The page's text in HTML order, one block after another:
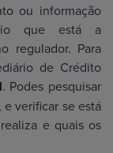
ou informação
que está a
regulador. Para
de Crédito
. Podes pesquisar
verificar se está
e quais os